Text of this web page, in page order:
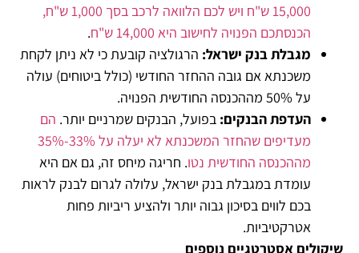
15,000 ש"ח ויש לכם הלוואה לרכב בסך 1,000 ש"ח,
הכנסתכם הפנויה לחישוב היא 14,000 ש"ח
.
מגבלת בנק ישראל: הרגולציה קובעת כי לא ניתן לקחת
משכנתא אם גובה ההחזר החודשי (כולל ביטוחים) עולה
על 50% מההכנסה החודשית הפנויה.
העדפת הבנקים: בפועל, הבנקים שמרניים יותר. הם
מעדיפים שהחזר המשכנתא לא יעלה על 33%-35%
מההכנסה החודשית נטו. חריגה מיחס זה, גם אם היא
עומדת במגבלת בנק ישראל, עלולה לגרום לבנק לראות
בכם לווים בסיכון גבוה יותר ולהציע ריביות פחות
אטרקטיביות.
שיקולים אסטרטגיים נוספים